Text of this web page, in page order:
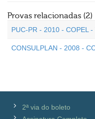
Provas relacionadas (2)
PUC-PR - 2010 - COPEL
CONSULPLAN - 2008 -
2ª via do boleto